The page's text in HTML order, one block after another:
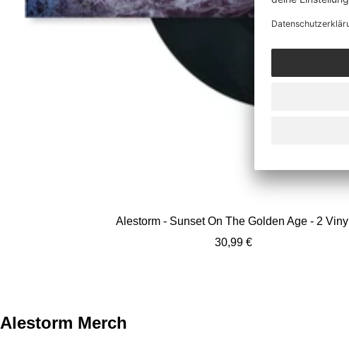
Alestorm - Sunset On The Golden Age - 2 Vinyl
Angebotspreis
30,99 €
Alestorm Merch